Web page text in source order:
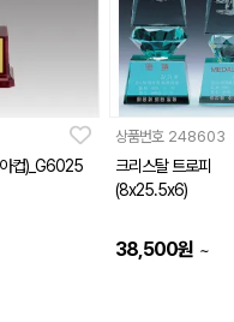
컵)_G6025
상품번호 248603
크리스탈 트로피
(8x25.5x6)
38,500원 ~